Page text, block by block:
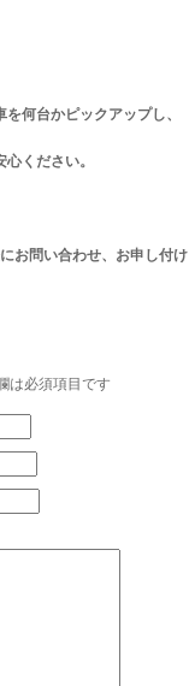
何台かピックアップし、
ください。
お問い合わせ、お申し付け
は必須項目です